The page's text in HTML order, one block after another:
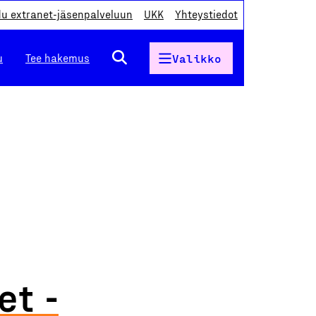
extranet-jäsenpalveluun UKK Yhteystiedot
Tee hakemus Valikko
-